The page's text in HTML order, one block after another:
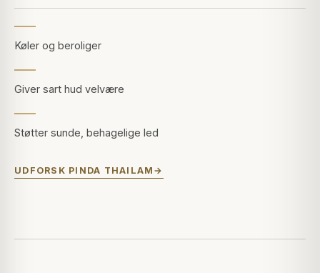
Køler og beroliger
Giver sart hud velvære
Støtter sunde, behagelige led
UDFORSK PINDA THAILAM